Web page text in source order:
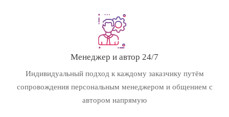
Менеджер и автор 24/7
Индивидуальный подход к каждому заказчику путём
сопровождения персональным менеджером и общением с
автором напрямую